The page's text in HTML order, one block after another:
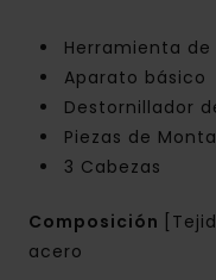
Herramienta de
Aparato básico
Destornillador
Piezas de
3 Cabezas
Composición
acero